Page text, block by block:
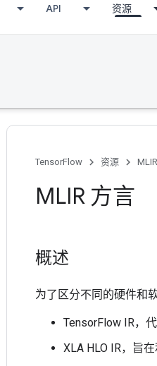
API 资源
TensorFlow 资源 MLIR
MLIR 方言
概述
为了区分不同的硬件和
TensorFlow IR，
XLA HLO IR，旨